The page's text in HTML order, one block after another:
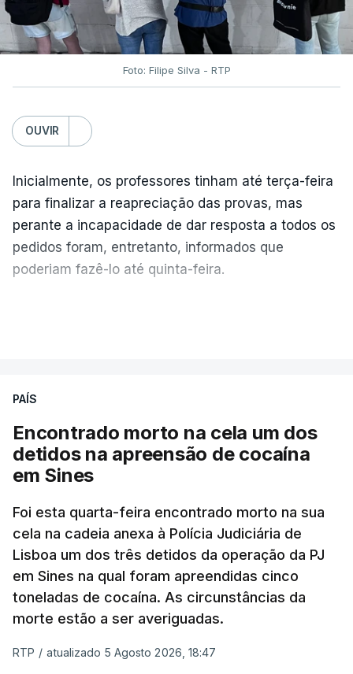
Foto: Filipe Silva - RTP
OUVIR
Inicialmente, os professores tinham até terça-feira
para finalizar a reapreciação das provas, mas
perante a incapacidade de dar resposta a todos os
pedidos foram, entretanto, informados que
poderiam fazê-lo até quinta-feira.
No domingo, estavam concluídos cerca de 50 por
cento dos mais de 20 mil pedidos de reapreciação,
mas Cristina Mota, porta-voz da Missão Escola
Pública, tem dúvidas de que o processo esteja
"Durante o fim de semana e nos últimos dias,
apercebamo-nos que ainda estão a ser
convocados professores para reapreciações"
disse a professora à agência Lusa."Será
praticamente impossível termos a totalidade
PAÍS
Encontrado morto na cela um dos
detidos na apreensão de cocaína
em Sines
Foi esta quarta-feira encontrado morto na sua
cela na cadeia anexa à Polícia Judiciária de
Lisboa um dos três detidos da operação da PJ
em Sines na qual foram apreendidas cinco
toneladas de cocaína. As circunstâncias da
morte estão a ser averiguadas.
RTP / atualizado 5 Agosto 2026, 18:47